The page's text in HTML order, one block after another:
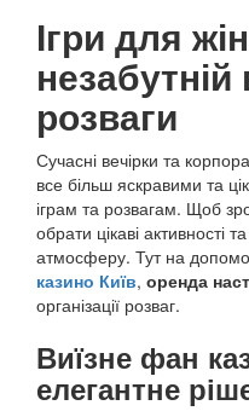
Ігри для
розваги
Сучасні вечірки та
все більш яскравими та
іграм та розвагам. Щоб
обрати цікаві активності
атмосферу. Тут на
казино Київ, оренда
організації розваг.
Виїзне фан
елегантне